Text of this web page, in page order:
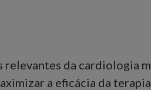
da cardiologia
a eficácia da